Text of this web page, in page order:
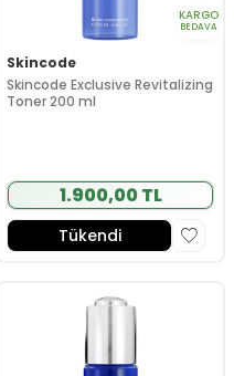
KARGO
BEDAVA
Skincode
Skincode Exclusive Revitalizing
Toner 200 ml
1.900,00 TL
Tükendi